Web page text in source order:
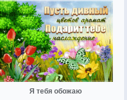
Я тебя обожаю